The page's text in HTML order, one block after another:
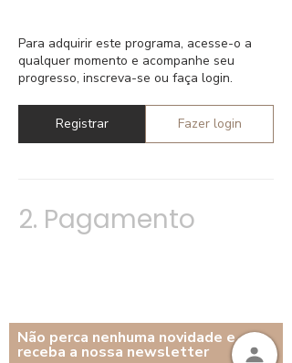
Para adquirir este programa, acesse-o a
qualquer momento e acompanhe seu
progresso, inscreva-se ou faça login.
Registrar Fazer login
2. Pagamento
Não perca nenhuma novidade e
receba a nossa newsletter